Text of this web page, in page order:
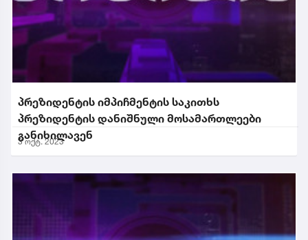
პრეზიდენტის იმპიჩმენტის საკითხს
პრეზიდენტის დანიშნული მოსამართლეები
განიხილავენ
3 ოქტ. 2023